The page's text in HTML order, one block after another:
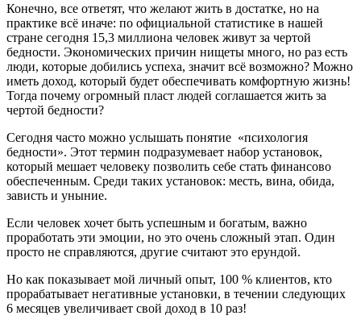
Конечно, все ответят, что желают жить в достатке, но на
практике всё иначе: по официальной статистике в нашей
стране сегодня 15,3 миллиона человек живут за чертой
бедности. Экономических причин нищеты много, но раз есть
люди, которые добились успеха, значит всё возможно? Можно
иметь доход, который будет обеспечивать комфортную жизнь!
Тогда почему огромный пласт людей соглашается жить за
чертой бедности?
Сегодня часто можно услышать понятие «психология
бедности». Этот термин подразумевает набор установок,
который мешает человеку позволить себе стать финансово
обеспеченным. Среди таких установок: месть, вина, обида,
зависть и уныние.
Если человек хочет быть успешным и богатым, важно
проработать эти эмоции, но это очень сложный этап. Один
просто не справляются, другие считают это ерундой.
Но как показывает мой личный опыт, 100 % клиентов, кто
прорабатывает негативные установки, в течении следующих
6 месяцев увеличивает свой доход в 10 раз!